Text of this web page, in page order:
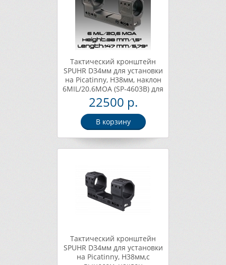
Тактический кронштейн
SPUHR D34мм для установки
на Picatinny, H38мм, наклон
6MIL/20.6MOA (SP-4603B) для
прицелов BEAST
22500 р.
В корзину
Тактический кронштейн
SPUHR D34мм для установки
на Picatinny, H38мм,c